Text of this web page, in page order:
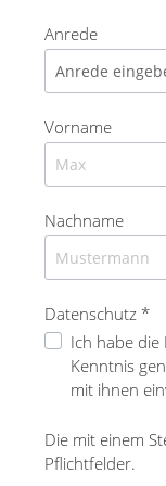
Anrede
Vorname
Nachname
Datenschutz *
Ich habe die
Kenntnis
mit ihnen
Die mit einem
Pflichtfelder.